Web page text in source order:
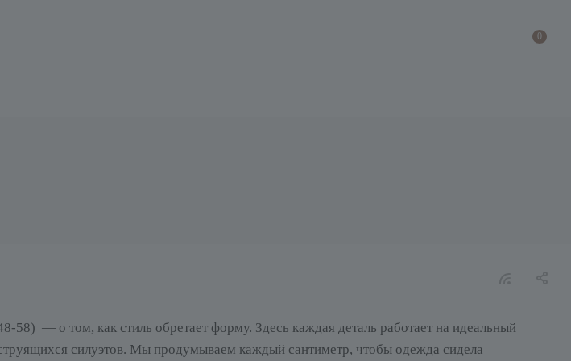
0
58) — о том, как стиль обретает форму. Здесь каждая деталь работает на идеальный
силуэтов. Мы продумываем каждый сантиметр, чтобы одежда сидела